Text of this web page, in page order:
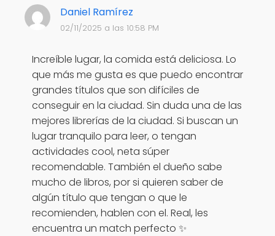
Daniel Ramírez
02/11/2025 a las 10:58 PM
Increíble lugar, la comida está deliciosa. Lo
que más me gusta es que puedo encontrar
grandes títulos que son difíciles de
conseguir en la ciudad. Sin duda una de las
mejores librerías de la ciudad. Si buscan un
lugar tranquilo para leer, o tengan
actividades cool, neta súper
recomendable. También el dueño sabe
mucho de libros, por si quieren saber de
algún título que tengan o que le
recomienden, hablen con el. Real, les
encuentra un match perfecto ✨